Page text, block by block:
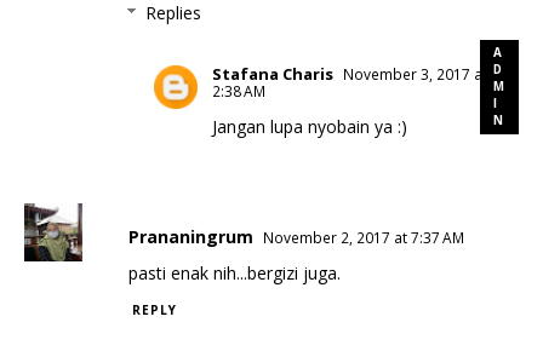
Replies
Stafana Charis November 3, 2017 at
2:38 AM
Jangan lupa nyobain ya :)
Prananingrum November 2, 2017 at 7:37 AM
pasti enak nih...bergizi juga.
REPLY